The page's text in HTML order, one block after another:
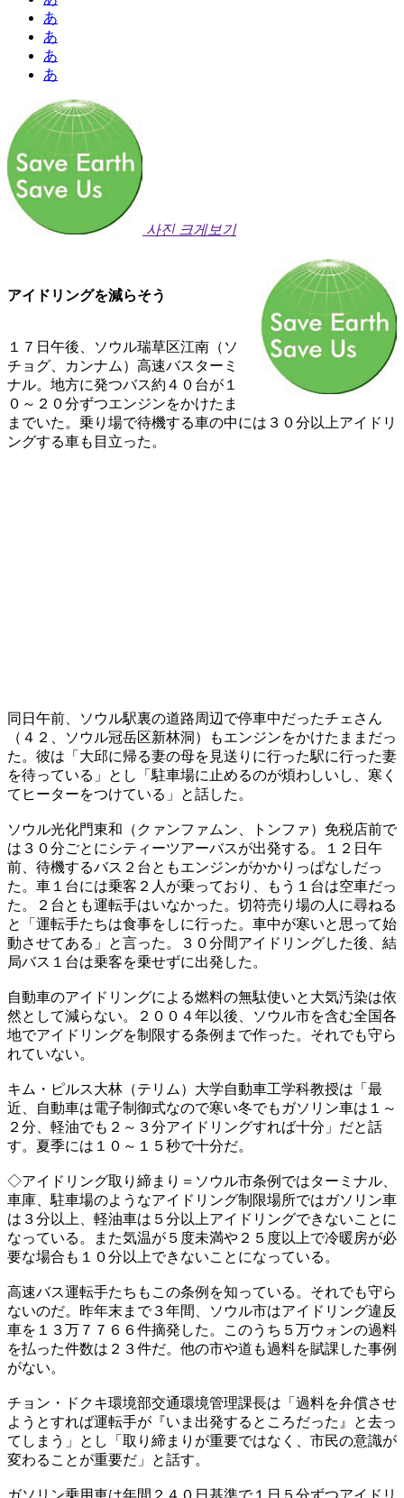
あ
あ
あ
あ
사진 크게보기
アイドリングを減らそう
１７日午後、ソウル瑞草区江南（ソ
チョグ、カンナム）高速バスターミ
ナル。地方に発つバス約４０台が１
０～２０分ずつエンジンをかけたま
までいた。乗り場で待機する車の中には３０分以上アイドリ
ングする車も目立った。
同日午前、ソウル駅裏の道路周辺で停車中だったチェさん
（４２、ソウル冠岳区新林洞）もエンジンをかけたままだっ
た。彼は「大邱に帰る妻の母を見送りに行った駅に行った妻
を待っている」とし「駐車場に止めるのが煩わしいし、寒く
てヒーターをつけている」と話した。
ソウル光化門東和（クァンファムン、トンファ）免税店前で
は３０分ごとにシティーツアーバスが出発する。１２日午
前、待機するバス２台ともエンジンがかかりっぱなしだっ
た。車１台には乗客２人が乗っており、もう１台は空車だっ
た。２台とも運転手はいなかった。切符売り場の人に尋ねる
と「運転手たちは食事をしに行った。車中が寒いと思って始
動させてある」と言った。３０分間アイドリングした後、結
局バス１台は乗客を乗せずに出発した。
自動車のアイドリングによる燃料の無駄使いと大気汚染は依
然として減らない。２００４年以後、ソウル市を含む全国各
地でアイドリングを制限する条例まで作った。それでも守ら
れていない。
キム・ピルス大林（テリム）大学自動車工学科教授は「最
近、自動車は電子制御式なので寒い冬でもガソリン車は１～
２分、軽油でも２～３分アイドリングすれば十分」だと話
す。夏季には１０～１５秒で十分だ。
◇アイドリング取り締まり＝ソウル市条例ではターミナル、
車庫、駐車場のようなアイドリング制限場所ではガソリン車
は３分以上、軽油車は５分以上アイドリングできないことに
なっている。また気温が５度未満や２５度以上で冷暖房が必
要な場合も１０分以上できないことになっている。
高速バス運転手たちもこの条例を知っている。それでも守ら
ないのだ。昨年末まで３年間、ソウル市はアイドリング違反
車を１３万７７６６件摘発した。このうち５万ウォンの過料
を払った件数は２３件だ。他の市や道も過料を賦課した事例
がない。
チョン・ドクキ環境部交通環境管理課長は「過料を弁償させ
ようとすれば運転手が『いま出発するところだった』と去っ
てしまう」とし「取り締まりが重要ではなく、市民の意識が
変わることが重要だ」と話す。
ガソリン乗用車は年間２４０日基準で１日５分ずつアイドリ